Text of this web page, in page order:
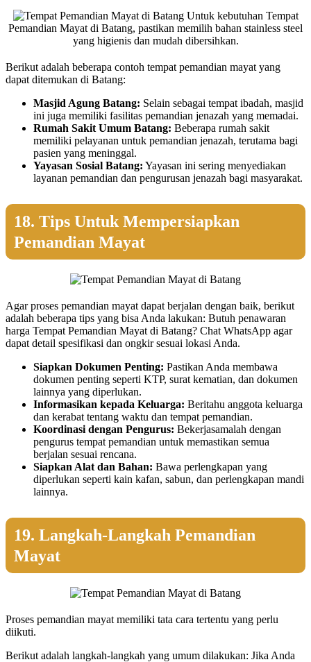
Untuk kebutuhan Tempat
Pemandian Mayat di Batang, pastikan memilih bahan stainless steel
yang higienis dan mudah dibersihkan.
Berikut adalah beberapa contoh tempat pemandian mayat yang
dapat ditemukan di Batang:
Masjid Agung Batang: Selain sebagai tempat ibadah, masjid
ini juga memiliki fasilitas pemandian jenazah yang memadai.
Rumah Sakit Umum Batang: Beberapa rumah sakit
memiliki pelayanan untuk pemandian jenazah, terutama bagi
pasien yang meninggal.
Yayasan Sosial Batang: Yayasan ini sering menyediakan
layanan pemandian dan pengurusan jenazah bagi masyarakat.
18. Tips Untuk Mempersiapkan
Pemandian Mayat
Agar proses pemandian mayat dapat berjalan dengan baik, berikut
adalah beberapa tips yang bisa Anda lakukan: Butuh penawaran
harga Tempat Pemandian Mayat di Batang? Chat WhatsApp agar
dapat detail spesifikasi dan ongkir sesuai lokasi Anda.
Siapkan Dokumen Penting: Pastikan Anda membawa
dokumen penting seperti KTP, surat kematian, dan dokumen
lainnya yang diperlukan.
Informasikan kepada Keluarga: Beritahu anggota keluarga
dan kerabat tentang waktu dan tempat pemandian.
Koordinasi dengan Pengurus: Bekerjasamalah dengan
pengurus tempat pemandian untuk memastikan semua
berjalan sesuai rencana.
Siapkan Alat dan Bahan: Bawa perlengkapan yang
diperlukan seperti kain kafan, sabun, dan perlengkapan mandi
lainnya.
19. Langkah-Langkah Pemandian
Mayat
Proses pemandian mayat memiliki tata cara tertentu yang perlu
diikuti.
Berikut adalah langkah-langkah yang umum dilakukan: Jika Anda